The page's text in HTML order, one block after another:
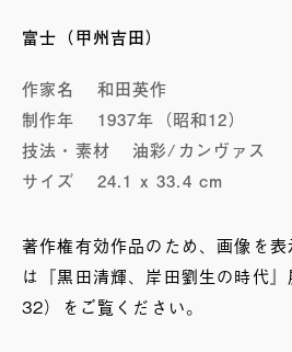
富士（甲州吉田）
作家名
和田英作
制作年
1937年（昭和12）
技法・素材
油彩/カンヴァス
サイズ
24.1 x 33.4 cm
著作権有効作品のため、画像を
は『黒田清輝、岸田劉生の時代
32）をご覧ください。